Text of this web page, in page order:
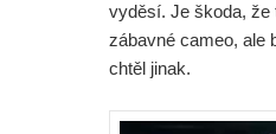
vyděsí. Je škoda, že
zábavné cameo, ale
chtěl jinak.